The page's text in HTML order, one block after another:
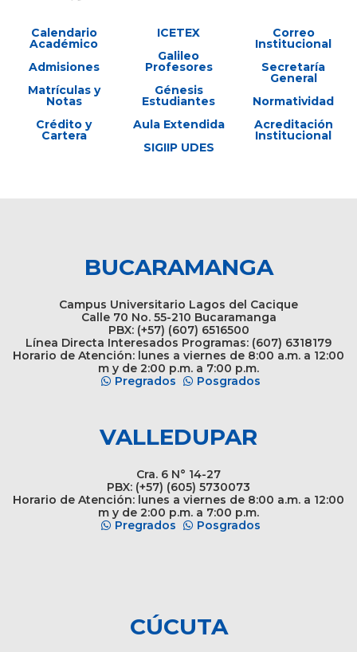
Calendario
Académico
Admisiones
Matrículas y
Notas
Crédito y
Cartera
ICETEX
Galileo
Profesores
Génesis
Estudiantes
Aula Extendida
SIGIIP UDES
Correo
Institucional
Secretaría
General
Normatividad
Acreditación
Institucional
BUCARAMANGA
Campus Universitario Lagos del Cacique
Calle 70 No. 55-210 Bucaramanga
PBX: (+57) (607) 6516500
Línea Directa Interesados Programas: (607) 6318179
Horario de Atención: lunes a viernes de 8:00 a.m. a 12:00
m y de 2:00 p.m. a 7:00 p.m.
Pregrados
Posgrados
VALLEDUPAR
Cra. 6 N° 14-27
PBX: (+57) (605) 5730073
Horario de Atención: lunes a viernes de 8:00 a.m. a 12:00
m y de 2:00 p.m. a 7:00 p.m.
Pregrados
Posgrados
CÚCUTA